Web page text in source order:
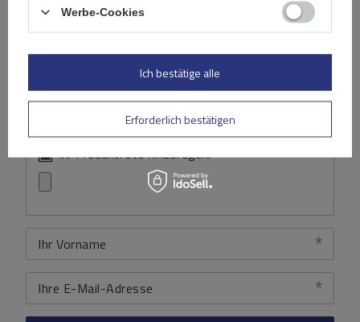
Inhalt Ihrer Bewertung
Ihr Produktfoto hinzufügen:
Ihr Vorname
Ihre E-Mail-Adresse
Werbe-Cookies
Erforderlich bestätigen
Ich bestätige alle